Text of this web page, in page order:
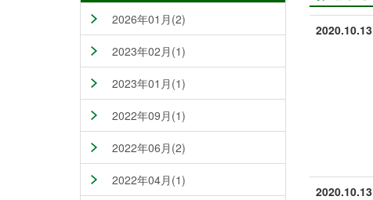
2026年01月(2)
2023年02月(1)
2023年01月(1)
2022年09月(1)
2022年06月(2)
2022年04月(1)
2020.10.13
2020.10.13